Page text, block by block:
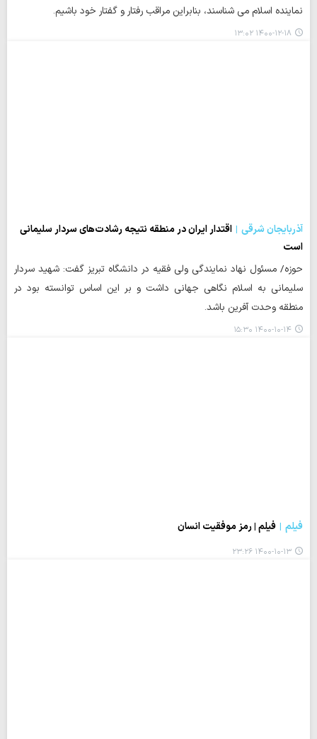
نماینده اسلام می شناسند، بنابراین مراقب رفتار و گفتار خود باشیم.
۱۴۰۰-۱۲-۱۸ ۱۳:۰۲
آذربایجان شرقی
اقتدار ایران در منطقه نتیجه رشادت‌های سردار سلیمانی
است
حوزه/ مسئول نهاد نمایندگی ولی فقیه در دانشگاه تبریز گفت: شهید سردار
سلیمانی به اسلام نگاهی جهانی داشت و بر این اساس توانسته بود در
منطقه وحدت آفرین باشد.
۱۴۰۰-۱۰-۱۴ ۱۵:۳۰
فیلم فیلم | رمز موفقیت انسان
۱۴۰۰-۱۰-۱۳ ۲۳:۲۶